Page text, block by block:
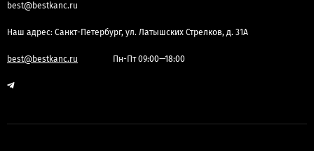
best@bestkanc.ru
Наш адрес: Санкт-Петербург, ул. Латышских Стрелков, д. 31А
best@bestkanc.ru Пн-Пт 09:00—18:00